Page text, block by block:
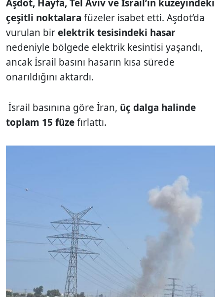
Aşdot, Hayfa, Tel Aviv ve İsrail’in kuzeyindeki
çeşitli noktalara füzeler isabet etti. Aşdot’da
vurulan birelektrik tesisindeki hasar
nedeniyle bölgede elektrik kesintisi yaşandı,
ancak İsrail basını hasarın kısa sürede
onarıldığını aktardı.
İsrail basınına göre İran, üç dalga halinde
toplam 15 füzefırlattı.